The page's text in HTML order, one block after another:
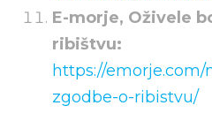
E-morje, Oživele
ribištvu:
https://
zgodbe-o-ribistvu/